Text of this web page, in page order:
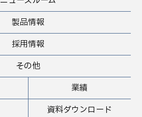
製品情報
業績
採用情報
資料ダウンロード
その他